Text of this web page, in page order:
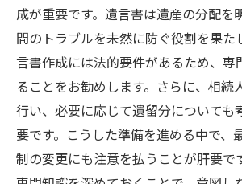
成が重要です。遺言書は遺産の分配を
間のトラブルを未然に防ぐ役割を果た
言書作成には法的要件があるため、専
ることをお勧めします。さらに、相続
行い、必要に応じて遺留分についても
要です。こうした準備を進める中で、
制の変更にも注意を払うことが肝要で